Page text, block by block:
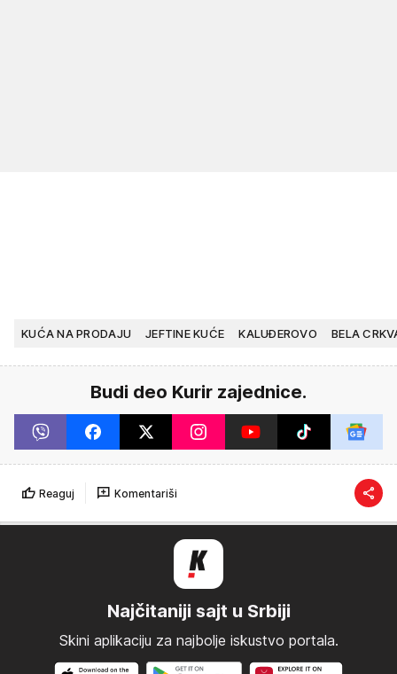
KUĆA NA PRODAJU JEFTINE KUĆE KALUĐEROVO BELA
Budi deo Kurir zajednice.
Reaguj Komentariši
Najčitaniji sajt u Srbiji
Skini aplikaciju za najbolje iskustvo portala.